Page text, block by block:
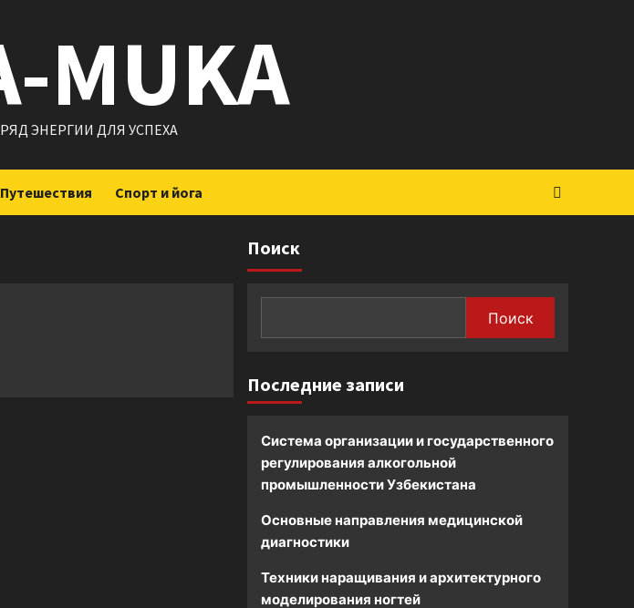
MUKA
ЭНЕРГИИ ДЛЯ УСПЕХА
Путешествия Спорт и йога
Поиск
Поиск
Последние записи
Система организации и государственного
регулирования алкогольной
промышленности Узбекистана
Основные направления медицинской
диагностики
Техники наращивания и архитектурного
моделирования ногтей